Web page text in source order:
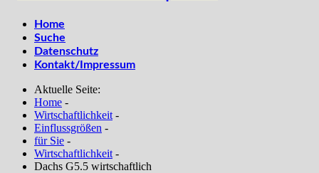
Home
Suche
Datenschutz
Kontakt/Impressum
Aktuelle Seite:
Home -
Wirtschaftlichkeit -
Einflussgrößen -
für Sie -
Wirtschaftlichkeit -
Dachs G5.5 wirtschaftlich